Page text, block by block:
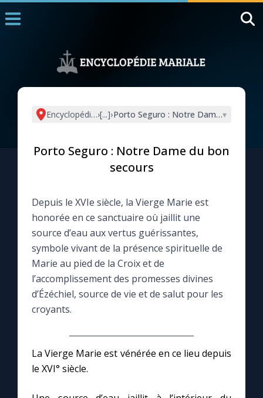
L'actualité de la semaine
La newsletter
La vidéo de la semaine
Le compte Tiktok
Le site internet
Questions-réponses
Encyclopédie mariale
›[...]›Porto Seguro : Notre Dame du bon
▾
Porto Seguro : Notre Dame du bon
secours
Depuis le XVIe siècle, la Vierge Marie est
honorée en ce sanctuaire où jaillit une
source d’eau aux vertus guérissantes,
symbole vivant de la présence spirituelle de
Marie au pied de la Croix et de
l’accomplissement des promesses divines
d’Ézéchiel, source de vie et de salut pour les
croyants.
La Vierge Marie est vénérée en ce lieu depuis
le XVI° siècle.